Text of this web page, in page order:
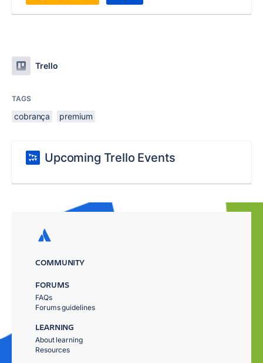
Trello
TAGS
cobrança premium
Upcoming Trello Events
COMMUNITY
FORUMS
FAQs
Forums guidelines
LEARNING
About learning
Resources